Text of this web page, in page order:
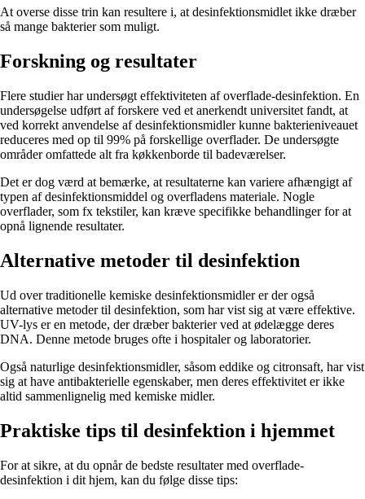
At overse disse trin kan resultere i, at desinfektionsmidlet ikke dræber
så mange bakterier som muligt.
Forskning og resultater
Flere studier har undersøgt effektiviteten af overflade-desinfektion. En
undersøgelse udført af forskere ved et anerkendt universitet fandt, at
ved korrekt anvendelse af desinfektionsmidler kunne bakterieniveauet
reduceres med op til 99% på forskellige overflader. De undersøgte
områder omfattede alt fra køkkenborde til badeværelser.
Det er dog værd at bemærke, at resultaterne kan variere afhængigt af
typen af desinfektionsmiddel og overfladens materiale. Nogle
overflader, som fx tekstiler, kan kræve specifikke behandlinger for at
opnå lignende resultater.
Alternative metoder til desinfektion
Ud over traditionelle kemiske desinfektionsmidler er der også
alternative metoder til desinfektion, som har vist sig at være effektive.
UV-lys er en metode, der dræber bakterier ved at ødelægge deres
DNA. Denne metode bruges ofte i hospitaler og laboratorier.
Også naturlige desinfektionsmidler, såsom eddike og citronsaft, har vist
sig at have antibakterielle egenskaber, men deres effektivitet er ikke
altid sammenlignelig med kemiske midler.
Praktiske tips til desinfektion i hjemmet
For at sikre, at du opnår de bedste resultater med overflade-
desinfektion i dit hjem, kan du følge disse tips: